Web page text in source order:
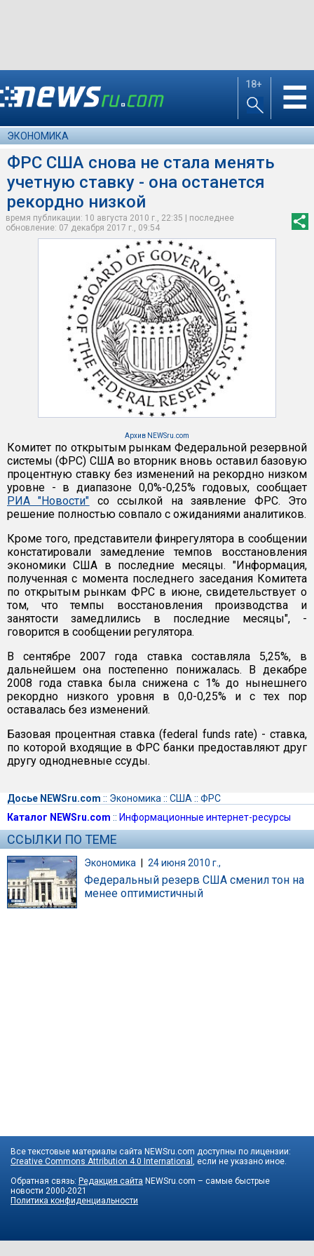
18+ ☰
ЭКОНОМИКА
ФРС США снова не стала менять
учетную ставку - она останется
рекордно низкой
время публикации: 10 августа 2010 г., 22:35 | последнее
обновление: 07 декабря 2017 г., 09:54
Архив NEWSru.com
Комитет по открытым рынкам Федеральной резервной
системы (ФРС) США во вторник вновь оставил базовую
процентную ставку без изменений на рекордно низком
уровне - в диапазоне 0,0%-0,25% годовых, сообщает
РИА "Новости" со ссылкой на заявление ФРС. Это
решение полностью совпало с ожиданиями аналитиков.
Кроме того, представители финрегулятора в сообщении
констатировали замедление темпов восстановления
экономики США в последние месяцы. "Информация,
полученная с момента последнего заседания Комитета
по открытым рынкам ФРС в июне, свидетельствует о
том, что темпы восстановления производства и
занятости замедлились в последние месяцы", -
говорится в сообщении регулятора.
В сентябре 2007 года ставка составляла 5,25%, в
дальнейшем она постепенно понижалась. В декабре
2008 года ставка была снижена с 1% до нынешнего
рекордно низкого уровня в 0,0-0,25% и с тех пор
оставалась без изменений.
Базовая процентная ставка (federal funds rate) - ставка,
по которой входящие в ФРС банки предоставляют друг
другу однодневные ссуды.
Досье NEWSru.com :: Экономика :: США :: ФРС
Каталог NEWSru.com :: Информационные интернет-ресурсы
ССЫЛКИ ПО ТЕМЕ
Экономика | 24 июня 2010 г.,
Федеральный резерв США сменил тон на
менее оптимистичный
Все текстовые материалы сайта NEWSru.com доступны по лицензии:
Creative Commons Attribution 4.0 International
, если не указано иное.
Обратная связь: Редакция сайта NEWSru.com – самые быстрые
новости 2000-2021
Политика конфиденциальности